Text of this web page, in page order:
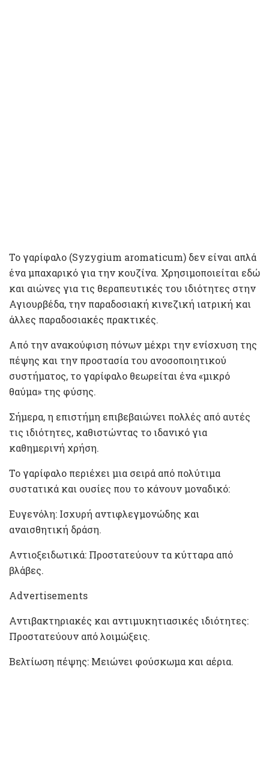
Το γαρίφαλο (Syzygium aromaticum) δεν είναι απλά
ένα μπαχαρικό για την κουζίνα. Χρησιμοποιείται εδώ
και αιώνες για τις θεραπευτικές του ιδιότητες στην
Αγιουρβέδα, την παραδοσιακή κινεζική ιατρική και
άλλες παραδοσιακές πρακτικές.
Από την ανακούφιση πόνων μέχρι την ενίσχυση της
πέψης και την προστασία του ανοσοποιητικού
συστήματος, το γαρίφαλο θεωρείται ένα «μικρό
θαύμα» της φύσης.
Σήμερα, η επιστήμη επιβεβαιώνει πολλές από αυτές
τις ιδιότητες, καθιστώντας το ιδανικό για
καθημερινή χρήση.
Το γαρίφαλο περιέχει μια σειρά από πολύτιμα
συστατικά και ουσίες που το κάνουν μοναδικό:
Ευγενόλη: Ισχυρή αντιφλεγμονώδης και
αναισθητική δράση.
Αντιοξειδωτικά: Προστατεύουν τα κύτταρα από
βλάβες.
Advertisements
Αντιβακτηριακές και αντιμυκητιασικές ιδιότητες:
Προστατεύουν από λοιμώξεις.
Βελτίωση πέψης: Μειώνει φούσκωμα και αέρια.